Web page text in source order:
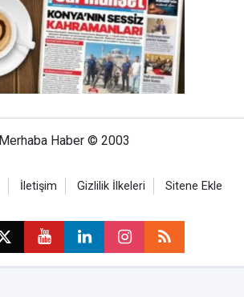
Merhaba Haber © 2003
İletişim Gizlilik İlkeleri Sitene Ekle